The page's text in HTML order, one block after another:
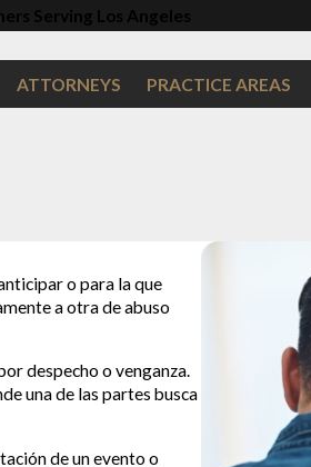
Serving Los Angeles
ATTORNEYS PRACTICE AREAS
o para la que
a otra de abuso
despecho o venganza.
una de las partes busca
de un evento o